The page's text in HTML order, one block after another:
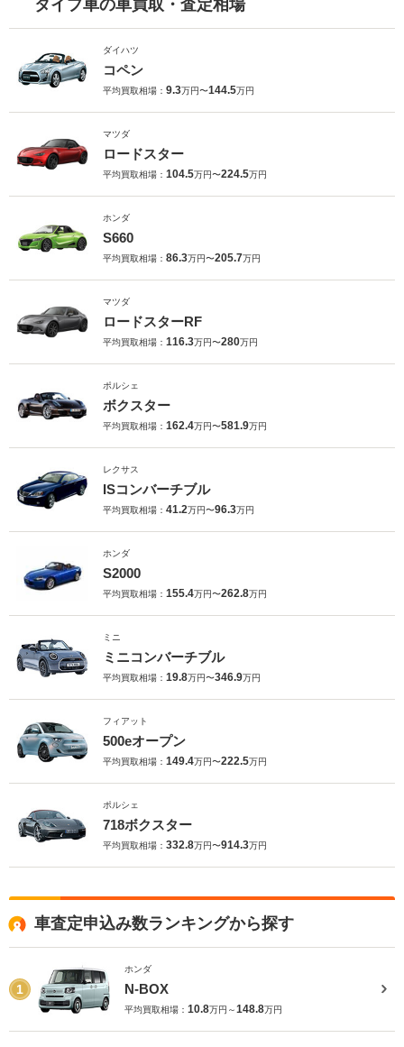
タイプ車の車買取・査定相場
ダイハツ
コペン
平均買取相場： 9.3万円〜144.5万円
マツダ
ロードスター
平均買取相場： 104.5万円〜224.5万円
ホンダ
S660
平均買取相場： 86.3万円〜205.7万円
マツダ
ロードスターRF
平均買取相場： 116.3万円〜280万円
ポルシェ
ボクスター
平均買取相場： 162.4万円〜581.9万円
レクサス
ISコンバーチブル
平均買取相場： 41.2万円〜96.3万円
ホンダ
S2000
平均買取相場： 155.4万円〜262.8万円
ミニ
ミニコンバーチブル
平均買取相場： 19.8万円〜346.9万円
フィアット
500eオープン
平均買取相場： 149.4万円〜222.5万円
ポルシェ
718ボクスター
平均買取相場： 332.8万円〜914.3万円
車査定申込み数ランキングから探す
1
ホンダ
N-BOX
平均買取相場： 10.8万円～148.8万円